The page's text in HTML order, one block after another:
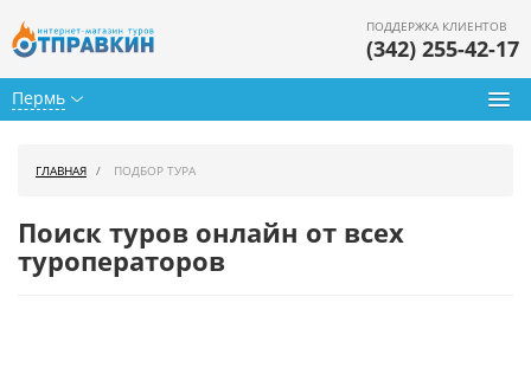
Пермь
ПОДДЕРЖКА КЛИЕНТОВ
(342) 255-42-17
Горящие туры
ГЛАВНАЯ ПОДБОР ТУРА
Поиск туров онлайн от всех
туроператоров